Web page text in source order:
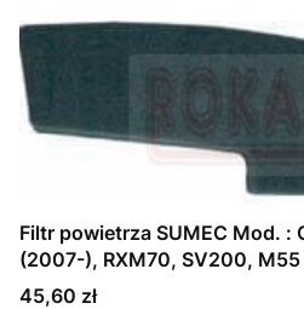
Filtr powietrza SUMEC Mod. :
(2007-), RXM70, SV200, M55
produkcji chińskiej
Cena
45,60 zł